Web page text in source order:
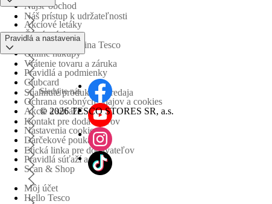
Náš prístup k udržateľnosti
Obchodná skupina Tesco
Nájsť obchod
Časté otázky
Vrátenie tovaru a záruka
Stiahnuté produkty z predaja
Kontakt pre dodávateľov
Etická linka pre dodávateľov
Akciové letáky
Online nákupy
Clubcard
Akcie a súťaže
Darčekové poukážky
Scan & Shop
Hello Tesco
Pravidlá a nastavenia
Pravidlá a podmienky
Ochrana osobných údajov a cookies
Nastavenia cookies
Pravidlá súťaží a akcií
Môj účet
Sledujte nás
© 2026 TESCO STORES SR, a.s.